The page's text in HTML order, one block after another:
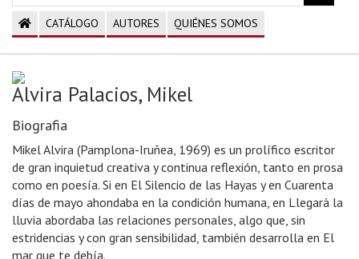
CATÁLOGO AUTORES QUIÉNES SOMOS
Alvira Palacios, Mikel
Biografia
Mikel Alvira (Pamplona-Iruñea, 1969) es un prolífico escritor
de gran inquietud creativa y continua reflexión, tanto en prosa
como en poesía. Si en El Silencio de las Hayas y en Cuarenta
días de mayo ahondaba en la condición humana, en Llegará la
lluvia abordaba las relaciones personales, algo que, sin
estridencias y con gran sensibilidad, también desarrolla en El
mar que te debía.